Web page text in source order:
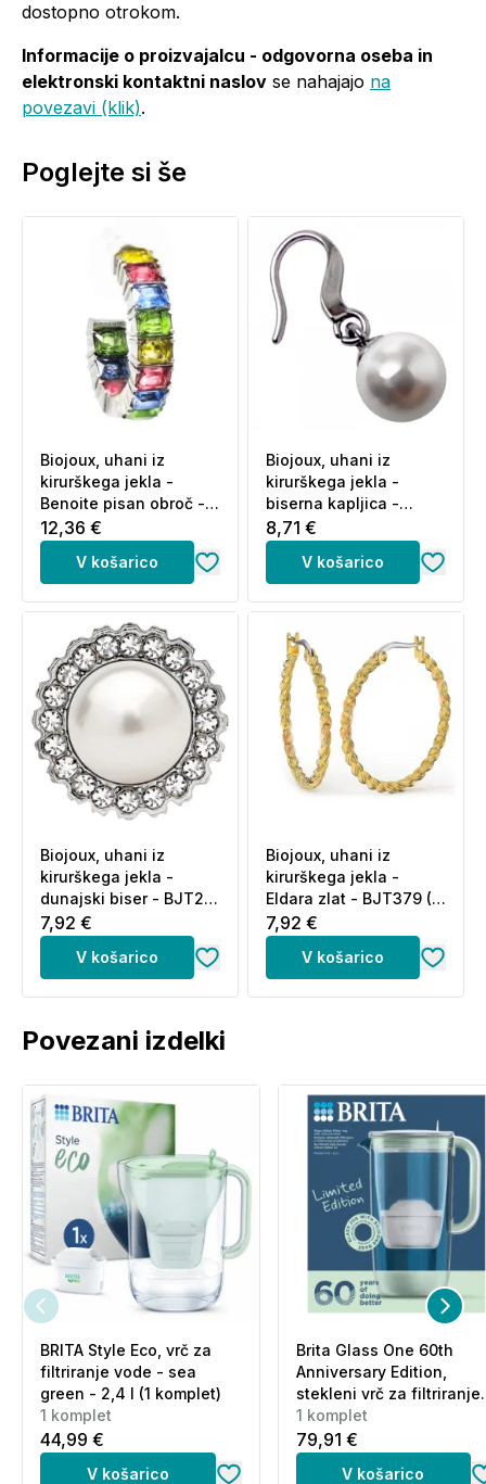
dostopno otrokom.
Informacije o proizvajalcu - odgovorna oseba in
elektronski kontaktni naslov se nahajajo na
povezavi (klik).
Poglejte si še
Biojoux, uhani iz
kirurškega jekla -
Benoite pisan obroč -
BJT306 (2 uhana)
12,36 €
V košarico
Biojoux, uhani iz
kirurškega jekla -
biserna kapljica -
BJT267 (2 uhana)
8,71 €
V košarico
Biojoux, uhani iz
kirurškega jekla -
dunajski biser - BJT212
(2 uhana)
7,92 €
V košarico
Biojoux, uhani iz
kirurškega jekla -
Eldara zlat - BJT379 (2
uhana)
7,92 €
V košarico
Povezani izdelki
BRITA Style Eco, vrč za
filtriranje vode - sea
green - 2,4 l (1 komplet)
1 komplet
44,99 €
V košarico
Brita Glass One 60th
Anniversary Edition,
stekleni vrč za filtriranje
vode - zelen - 2,5 l (1
komplet)
1 komplet
79,91 €
V košarico